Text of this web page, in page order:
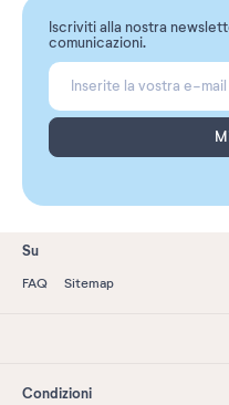
Iscriviti alla nostra
comunicazioni.
Su
FAQ Sitemap
Condizioni